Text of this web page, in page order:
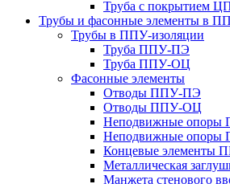
Труба с покрытием
Трубы и фасонные элементы в
Трубы в ППУ-изоляции
Труба ППУ-ПЭ
Труба ППУ-ОЦ
Фасонные элементы
Отводы ППУ-ПЭ
Отводы ППУ-ОЦ
Неподвижные
Неподвижные
Концевые элементы
Металлическая
Манжета стенового